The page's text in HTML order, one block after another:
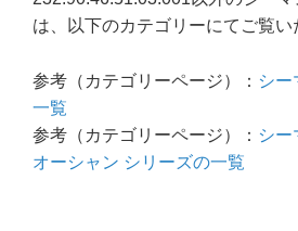
は、以下のカテゴリーにてご覧い
参考（カテゴリーページ）： シー
一覧
参考（カテゴリーページ）： シー
オーシャン シリーズの一覧